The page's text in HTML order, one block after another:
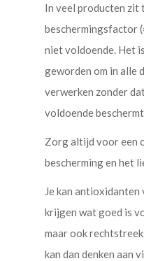
In veel producten zit
beschermingsfactor (
niet voldoende. Het
geworden om in alle
verwerken zonder
voldoende
Zorg altijd voor een
bescherming en het
Je kan antioxidanten
krijgen wat goed is
maar ook
kan dan denken aan